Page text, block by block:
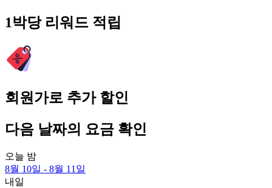
1박당 리워드 적립
회원가로 추가 할인
다음 날짜의 요금 확인
오늘 밤
8월 10일 - 8월 11일
내일